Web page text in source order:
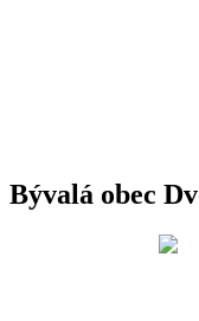
Bývalá obec